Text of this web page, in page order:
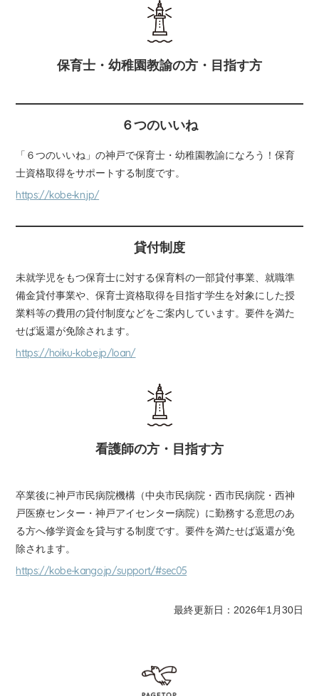
保育士・幼稚園教諭の方・目指す方
６つのいいね
「６つのいいね」の神戸で保育士・幼稚園教諭になろう！保育
士資格取得をサポートする制度です。
https://kobe-kn.jp/
貸付制度
未就学児をもつ保育士に対する保育料の一部貸付事業、就職準
備金貸付事業や、保育士資格取得を目指す学生を対象にした授
業料等の費用の貸付制度などをご案内しています。要件を満た
せば返還が免除されます。
https://hoiku-kobe.jp/loan/
看護師の方・目指す方
卒業後に神戸市民病院機構（中央市民病院・西市民病院・西神
戸医療センター・神戸アイセンター病院）に勤務する意思のあ
る方へ修学資金を貸与する制度です。要件を満たせば返還が免
除されます。
https://kobe-kango.jp/support/#sec05
最終更新日：2026年1月30日